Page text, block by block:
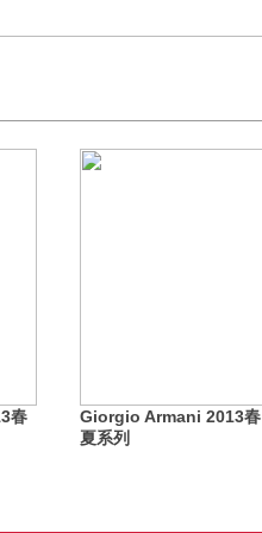
春
Giorgio Armani 2013春
夏系列